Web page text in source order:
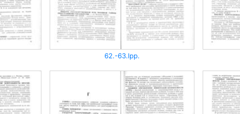
62.-63.lpp.